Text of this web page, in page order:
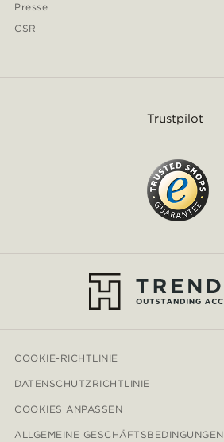
Presse
CSR
Trustpilot
COOKIE-RICHTLINIE
DATENSCHUTZRICHTLINIE
COOKIES ANPASSEN
ALLGEMEINE GESCHÄFTSBEDINGUNGEN